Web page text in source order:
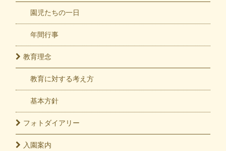
園児たちの一日
年間行事
教育理念
教育に対する考え方
基本方針
フォト ダイアリー
入園案内